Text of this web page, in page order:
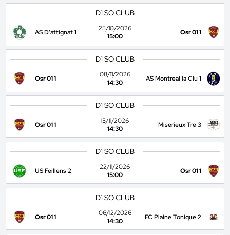
D1 SO CLUB
AS D'attignat 1
25/10/2026
15:00
Osr 01 1
D1 SO CLUB
Osr 01 1
08/11/2026
14:30
AS Montreal la Clu 1
D1 SO CLUB
Osr 01 1
15/11/2026
14:30
Miserieux Tre 3
D1 SO CLUB
US Feillens 2
22/11/2026
15:00
Osr 01 1
D1 SO CLUB
Osr 01 1
06/12/2026
14:30
FC Plaine Tonique 2